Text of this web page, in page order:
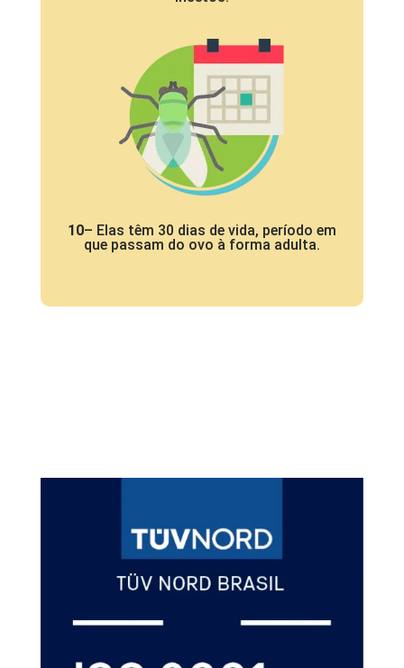
10– Elas têm 30 dias de vida, período em
que passam do ovo à forma adulta.